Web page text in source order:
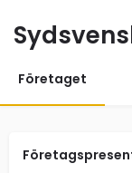
Företaget